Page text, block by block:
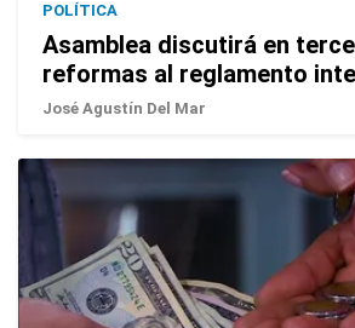
POLÍTICA
Asamblea discutirá en
reformas al reglamento
José Agustín Del Mar